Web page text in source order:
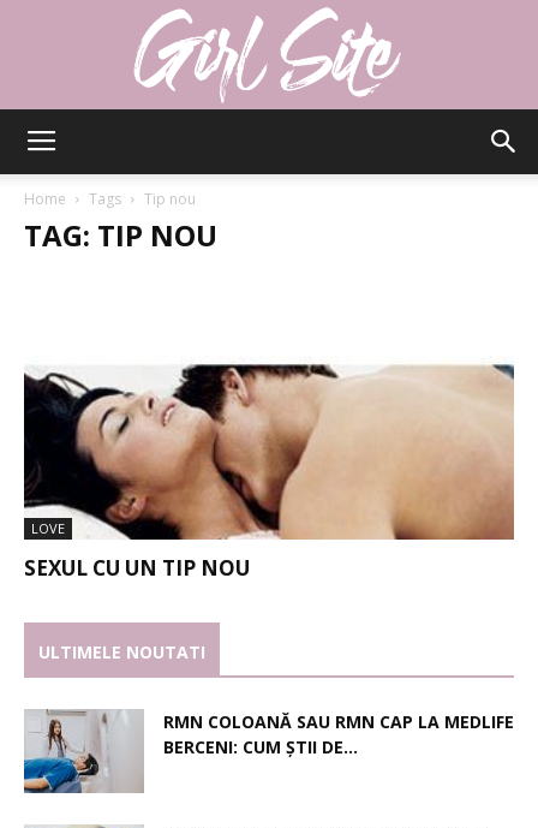
Home Tags Tip nou
TAG: TIP NOU
LOVE
SEXUL CU UN TIP NOU
ULTIMELE NOUTATI
RMN COLOANĂ SAU RMN CAP LA MEDLIFE
BERCENI: CUM ȘTII DE...